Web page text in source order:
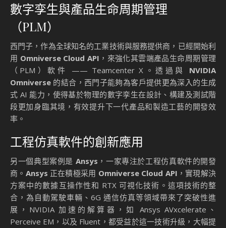
數字孪生與產品生命周期管理
（PLM）
西門子，作為全球知名的工業技術與服務提供商，已經開始利
用 Omniverse Cloud API ，來強化其雲端產品生命周期管理
（PLM）軟件 —— Teamcenter X。透過與 NVIDIA
Omniverse 的結合，西門子能夠為客戶提供更為深入的生成
式 AI 能力，使得基於物理的數字孪生在設計、構建及測試階
段更加身臨其境，有效提升下一代產品和製造工藝的開發效
率。
工程仿真軟件的創新應用
另一個典型案例是 Ansys ，一家專注於工程仿真軟件的開發
商。 Ansys 正在積極采用 Omniverse Cloud API ，實現解決
方案中的數據互操作性和 RTX 可視化技術。這項技術的整
合，為自動駕駛車輛、6G 通信仿真等領域帶來了突破性進
展，NVIDIA 加速的解算器，如 Ansys AVxcelerate、
Perceive EM，以及 Fluent，都受益於這一技術升級，大幅提